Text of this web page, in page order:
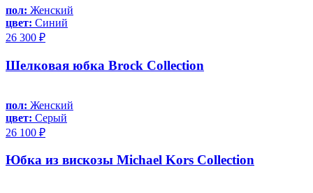
пол: Женский
цвет: Синий
26 300 ₽
Шелковая юбка Brock Collection
пол: Женский
цвет: Серый
26 100 ₽
Юбка из вискозы Michael Kors Collection